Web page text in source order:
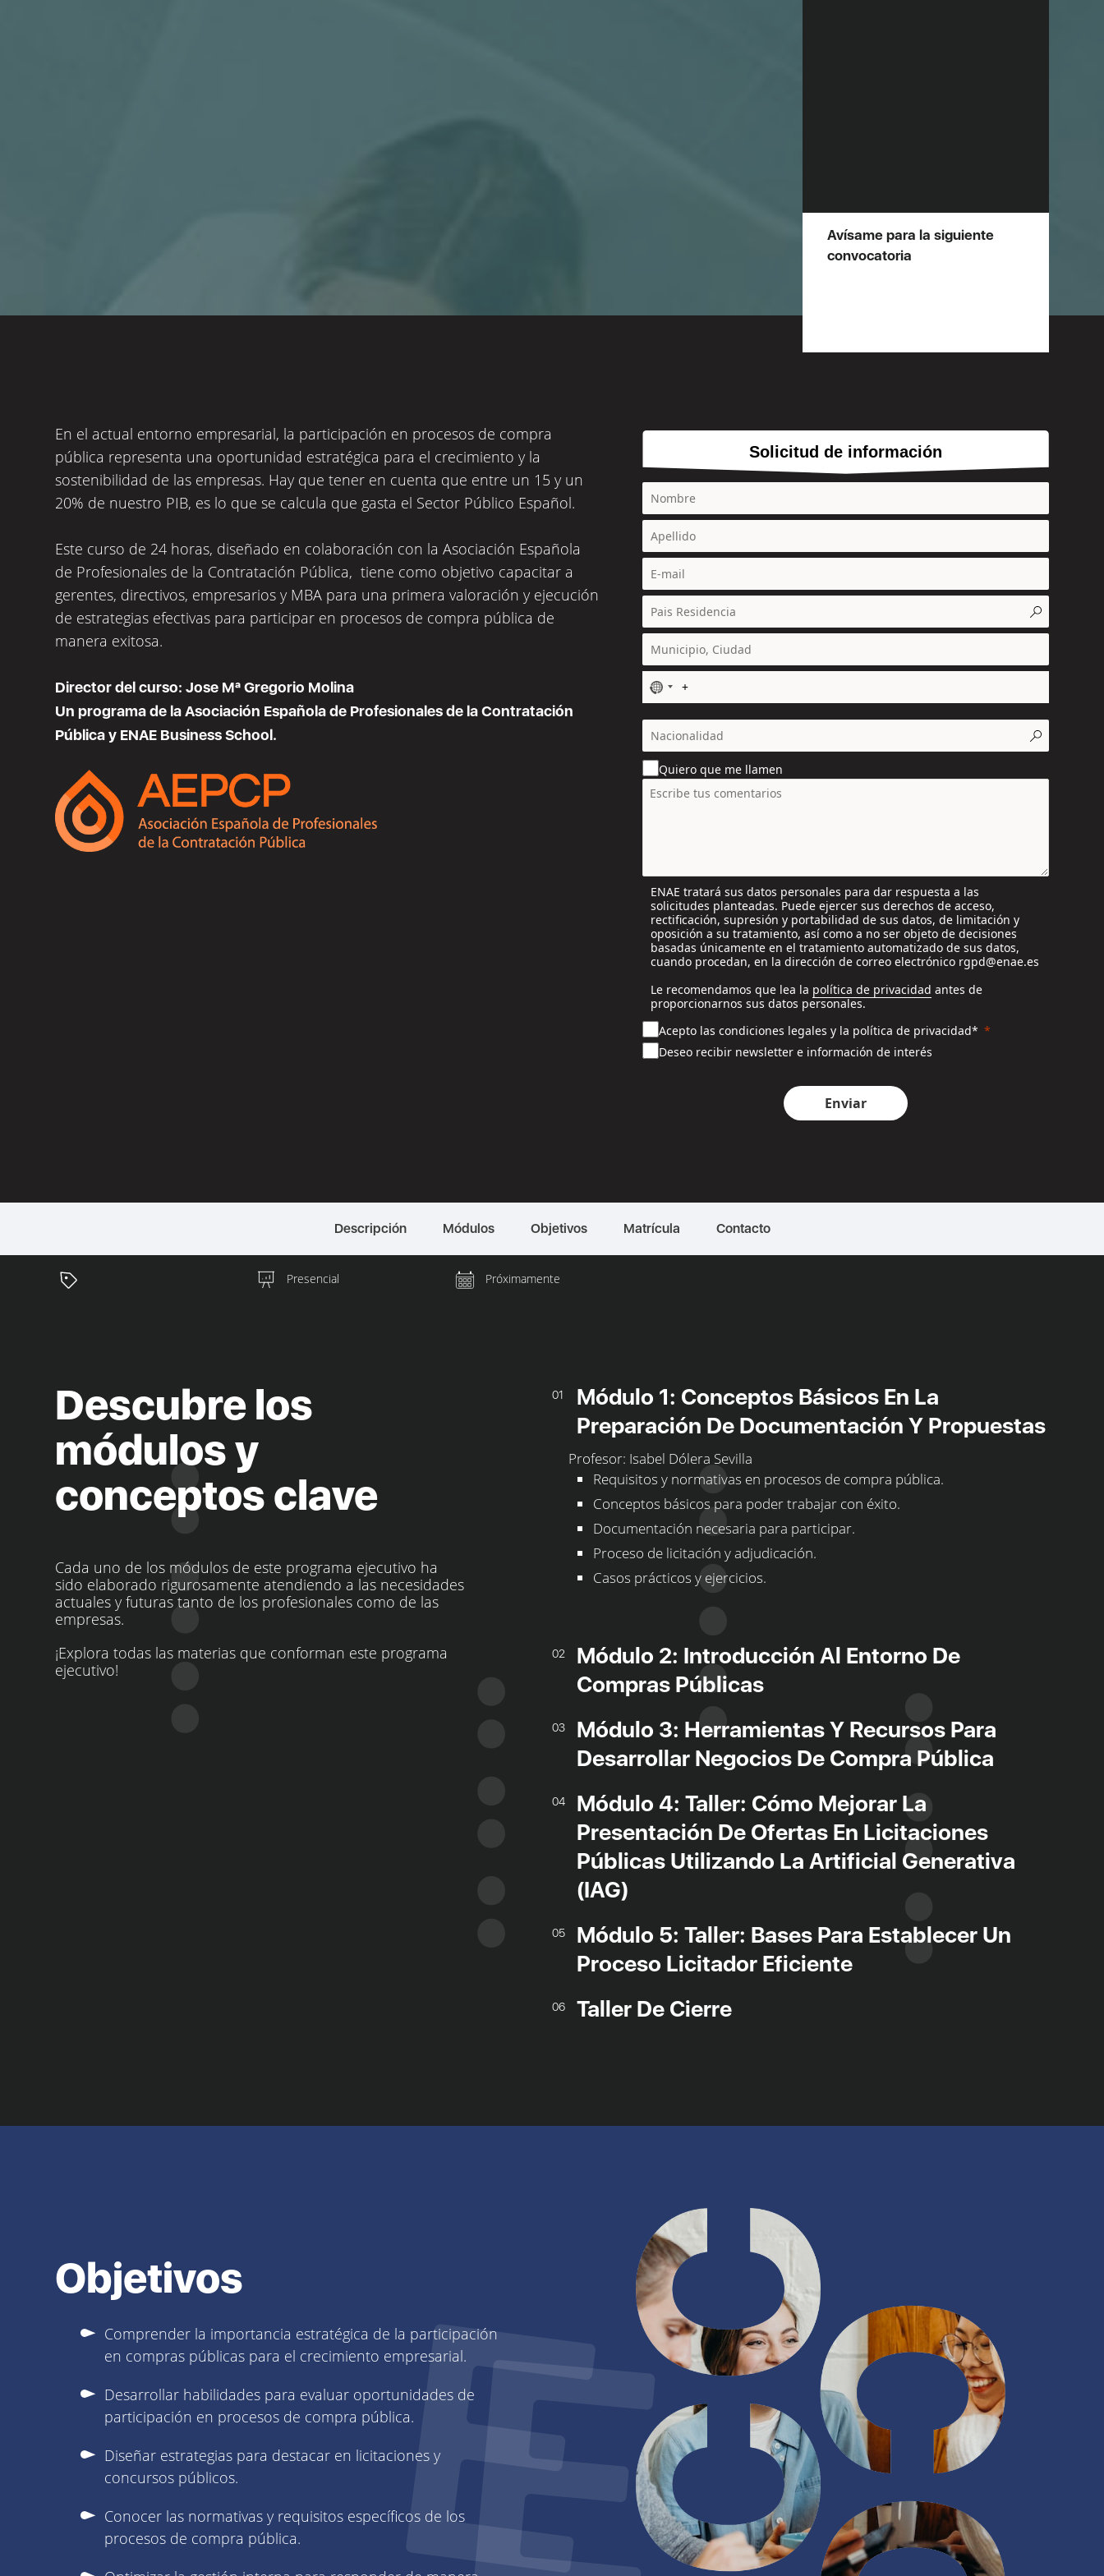
Avísame para la siguiente
convocatoria
En el actual entorno empresarial, la participación en procesos de compra
pública representa una oportunidad estratégica para el crecimiento y la
sostenibilidad de las empresas. Hay que tener en cuenta que entre un 15 y un
20% de nuestro PIB, es lo que se calcula que gasta el Sector Público Español.
Este curso de 24 horas, diseñado en colaboración con la Asociación Española
de Profesionales de la Contratación Pública, tiene como objetivo capacitar a
gerentes, directivos, empresarios y MBA para una primera valoración y ejecución
de estrategias efectivas para participar en procesos de compra pública de
manera exitosa.
Director del curso: Jose Mª Gregorio Molina
Un programa de la Asociación Española de Profesionales de la Contratación
Pública y ENAE Business School.
Solicitud de información
N
o
c
o
u
n
t
l
e
c
t
e
d
Quiero que me llamen
ENAE tratará sus datos personales para dar respuesta a las
solicitudes planteadas. Puede ejercer sus derechos de acceso,
rectificación, supresión y portabilidad de sus datos, de limitación y
oposición a su tratamiento, así como a no ser objeto de decisiones
basadas únicamente en el tratamiento automatizado de sus datos,
cuando procedan, en la dirección de correo electrónico rgpd@enae.es
Le recomendamos que lea la política de privacidad antes de
proporcionarnos sus datos personales.
Acepto las condiciones legales y la política de privacidad*
Deseo recibir newsletter e información de interés
Enviar
Descripción Módulos Objetivos Matrícula Contacto
Presencial Próximamente
Descubre los
módulos y
conceptos clave
Cada uno de los módulos de este programa ejecutivo ha
sido elaborado rigurosamente atendiendo a las necesidades
actuales y futuras tanto de los profesionales como de las
empresas.
¡Explora todas las materias que conforman este programa
ejecutivo!
01
Módulo 1: Conceptos Básicos En La
Preparación De Documentación Y Propuestas
Profesor: Isabel Dólera Sevilla
Requisitos y normativas en procesos de compra pública.
Conceptos básicos para poder trabajar con éxito.
Documentación necesaria para participar.
Proceso de licitación y adjudicación.
Casos prácticos y ejercicios.
02
Módulo 2: Introducción Al Entorno De
Compras Públicas
03
Módulo 3: Herramientas Y Recursos Para
Desarrollar Negocios De Compra Pública
04
Módulo 4: Taller: Cómo Mejorar La
Presentación De Ofertas En Licitaciones
Públicas Utilizando La Artificial Generativa
(IAG)
05
Módulo 5: Taller: Bases Para Establecer Un
Proceso Licitador Eficiente
06 Taller De Cierre
Objetivos
Comprender la importancia estratégica de la participación
en compras públicas para el crecimiento empresarial.
Desarrollar habilidades para evaluar oportunidades de
participación en procesos de compra pública.
Diseñar estrategias para destacar en licitaciones y
concursos públicos.
Conocer las normativas y requisitos específicos de los
procesos de compra pública.